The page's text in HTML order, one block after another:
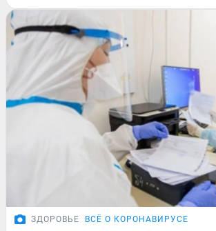
ЗДОРОВЬЕ ВСЁ О КОРОНАВИРУСЕ